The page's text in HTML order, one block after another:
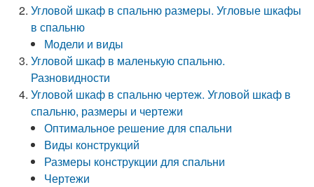
Угловой шкаф в спальню размеры. Угловые шкафы
в спальню
Модели и виды
Угловой шкаф в маленькую спальню.
Разновидности
Угловой шкаф в спальню чертеж. Угловой шкаф в
спальню, размеры и чертежи
Оптимальное решение для спальни
Виды конструкций
Размеры конструкции для спальни
Чертежи